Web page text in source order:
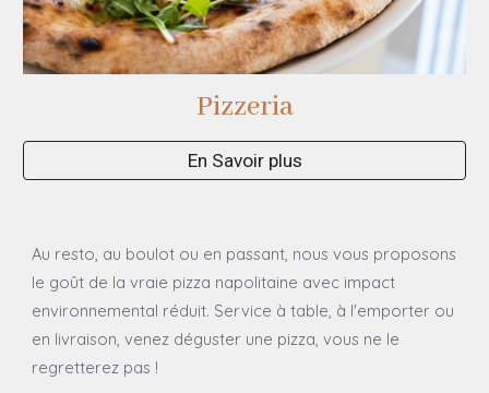
Pizzeria
En Savoir plus
Au resto, au boulot ou en passant, nous vous proposons
le goût de la vraie pizza napolitaine avec impact
environnemental réduit. Service à table, à l'emporter ou
en livraison, venez déguster une pizza, vous ne le
regretterez pas !